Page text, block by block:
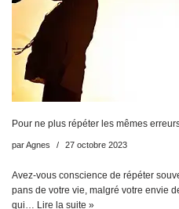
Pour ne plus répéter les mêmes
parAgnes 27 octobre 2023
Avez-vous conscience de répéter
pans de votre vie, malgré votre envie
qui… Lire la suite »